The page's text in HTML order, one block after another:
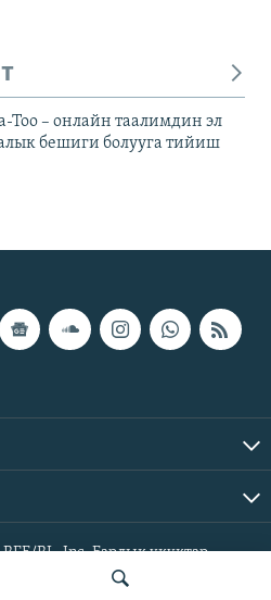
Тоо – онлайн таалимдин эл
бешиги болууга тийиш
RL, Inc. Бардык укуктар